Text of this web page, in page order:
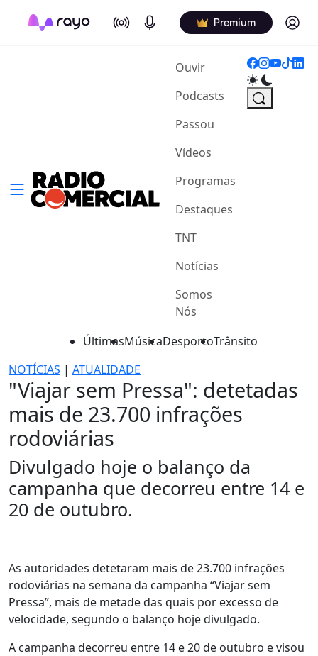
On Air Podcasts Premium Log in
Ouvir(current)
Podcasts
Passou
Vídeos
Programas
Destaques
TNT
Notícias
Somos
Nós
ÚltimasMúsicaDesportoTrânsito
NOTÍCIAS | ATUALIDADE
"Viajar sem Pressa": detetadas
mais de 23.700 infrações
rodoviárias
Divulgado hoje o balanço da
campanha que decorreu entre 14 e
20 de outubro.
As autoridades detetaram mais de 23.700 infrações
rodoviárias na semana da campanha “Viajar sem
Pressa”, mais de metade das quais por excesso de
velocidade, segundo o balanço hoje divulgado.
A campanha decorreu entre 14 e 20 de outubro e visou